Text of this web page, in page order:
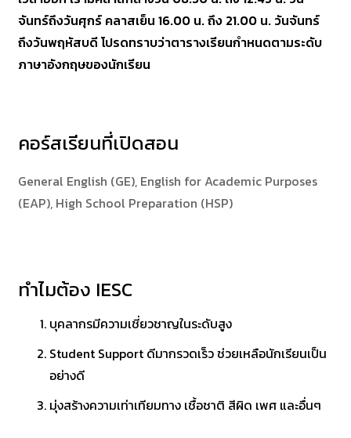
จันทร์ถึงวันศุกร์ คลาสเย็น 16.00 น. ถึง 21.00 น. วันจันทร์
ถึงวันพฤหัสบดี โปรดทราบว่าตารางเรียนกำหนดตามระดับ
ภาษาอังกฤษของนักเรียน
คอร์สเรียนที่เปิดสอน
General English (GE), English for Academic Purposes
(EAP), High School Preparation (HSP)
ทำไมต้อง IESC
บุคลากรมีความเชี่ยวชาญในระดับสูง
Student Support ดีมากรวดเร็ว ช่วยเหลือนักเรียนเป็น
อย่างดี
มุ่งสร้างความเท่าเทียมทาง เชื้อชาติ สีผิด เพศ และอื่นๆ